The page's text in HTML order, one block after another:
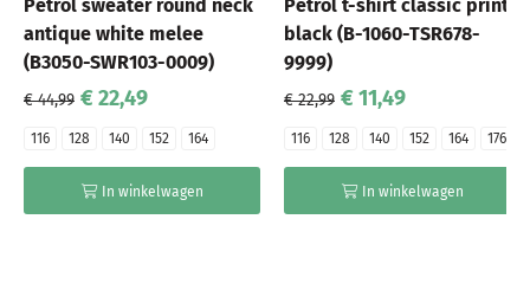
Petrol sweater round neck
antique white melee
(B3050-SWR103-0009)
€ 44,99 € 22,49
116 128 140 152 164
In winkelwagen
Petrol t-shirt classic print
black (B-1060-TSR678-
9999)
€ 22,99 € 11,49
116 128 140 152 164 176
In winkelwagen